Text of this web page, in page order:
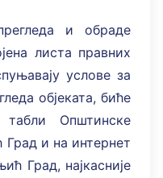
и обраде
листа правних
услове за
објеката, биће
табли Општинске
и на интернет
Град, најкасније